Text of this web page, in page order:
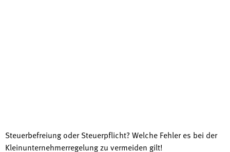
Steuerbefreiung oder Steuerpflicht? Welche Fehler es bei der
Kleinunternehmerregelung zu vermeiden gilt!